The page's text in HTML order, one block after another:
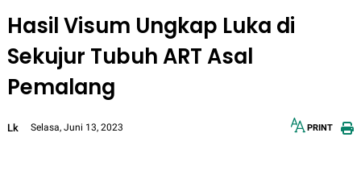
Hasil Visum Ungkap Luka di
Sekujur Tubuh ART Asal
Pemalang
Lk Selasa, Juni 13, 2023 PRINT